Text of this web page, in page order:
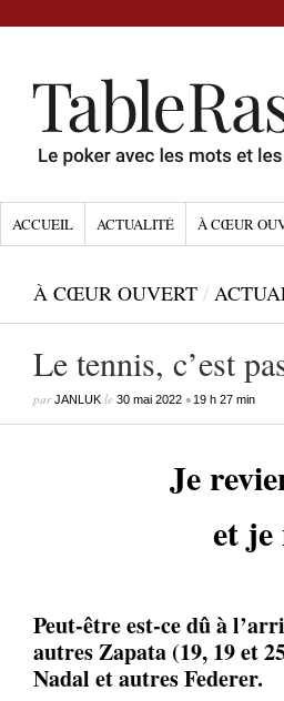
ACCUEIL ACTUALITÉ À CŒUR
À CŒUR OUVERT /
Le tennis, c’est
parJANLUK le 30 mai 2022 • 19 h 27 min
Je
et je
Peut-être est-ce dû à
autres Zapata (19, 19 et
Nadal et autres Federer.